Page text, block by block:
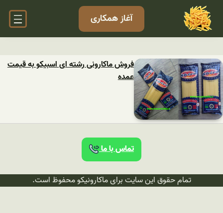
آغاز همکاری
فروش ماکارونی رشته ای اسبیکو به قیمت
عمده
تماس با ما
تمام حقوق این سایت برای ماکارونیکو محفوظ است.